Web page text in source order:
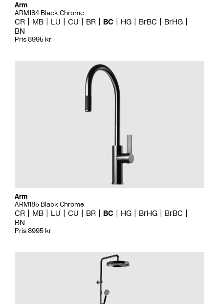
Arm
ARM184 Black Chrome
CR MB LU CU BR BC HG BrBC
BrHG
BN
Pris 8995 kr
Arm
ARM185 Black Chrome
CR MB LU CU BR BC HG BrHG
BrBC
BN
Pris 8995 kr